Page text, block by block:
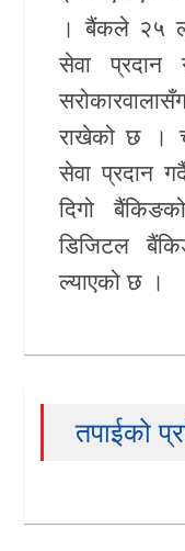
। बैंकले २५
सेवा
राखेको छ ।
सेवा प्रदान
दिगो
डिजिटल
ल्याएको छ ।
तपाईको